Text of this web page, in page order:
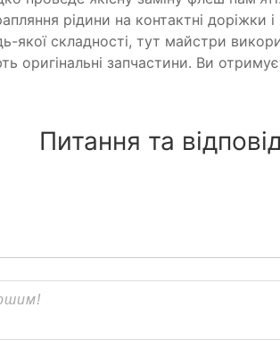
рідини на контактні доріжки
якої складності, тут майстри
оригінальні запчастини. Ви
Питання та